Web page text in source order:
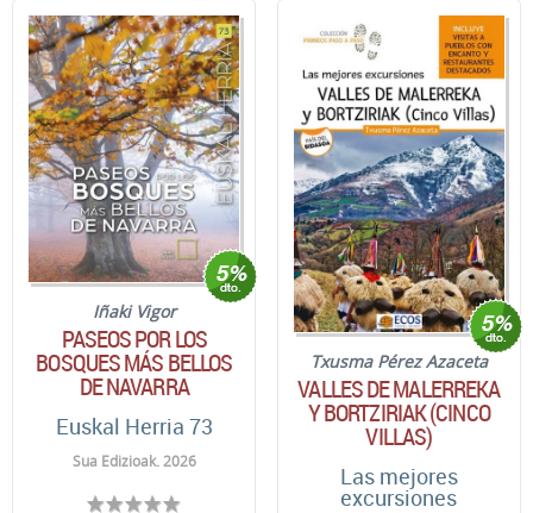
Iñaki Vigor
PASEOS POR LOS
BOSQUES MÁS BELLOS
DE NAVARRA
Euskal Herria 73
Sua Edizioak. 2026
Txusma Pérez Azaceta
VALLES DE MALERREKA
Y BORTZIRIAK (CINCO
VILLAS)
Las mejores
excursiones